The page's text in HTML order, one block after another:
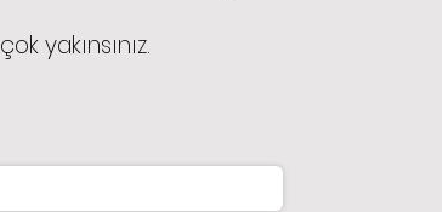
çok yakınsınız.